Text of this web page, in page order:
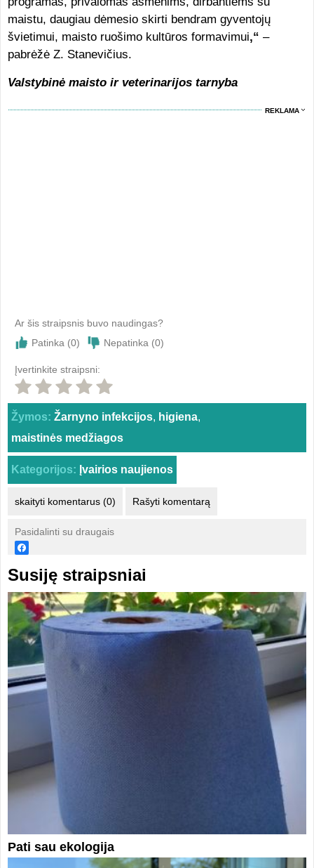
maistu, daugiau dėmesio skirti bendram gyventojų
švietimui, maisto ruošimo kultūros formavimui,“ –
pabrėžė Z. Stanevičius.
Valstybinė maisto ir veterinarijos tarnyba
REKLAMA
Ar šis straipsnis buvo naudingas?
Patinka (0) Nepatinka (0)
Įvertinkite straipsni:
Žymos: Žarnyno infekcijos, higiena,
maistinės medžiagos
Kategorijos: Įvairios naujienos
skaityti komentarus (0) Rašyti komentarą
Pasidalinti su draugais
Susiję straipsniai
Pati sau ekologija